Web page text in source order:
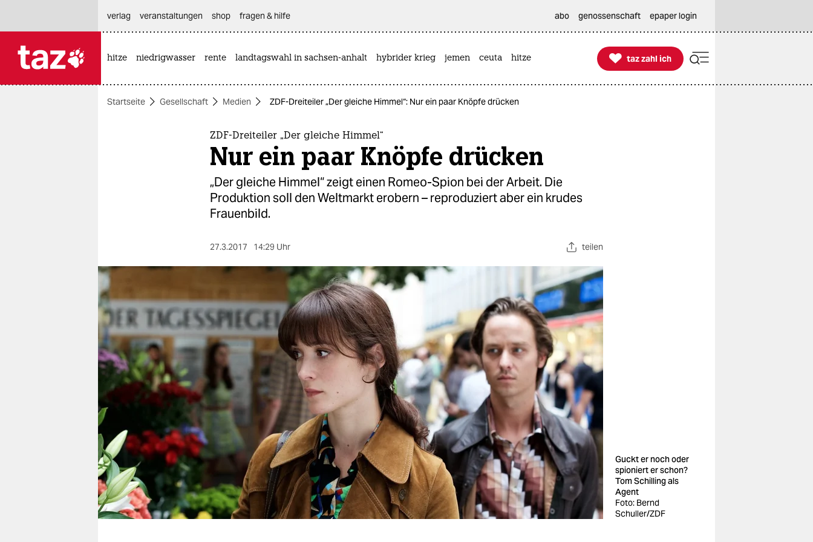
themen
berlin
nord
wahrheit
verlag
verlag
veranstaltungen
fragen & hilfe
unterstützen
abo
genossenschaft
verlag
veranstaltungen shop fragen & hilfe abo genossenschaft epaper login
hitze niedrigwasser rente landtagswahl in sachsen-anhalt hybrider krieg jemen ceuta hitze 
taz zahl ich
taz zahl ich
Startseite Gesellschaft Medien ZDF-Dreiteiler „Der gleiche Himmel“: Nur ein paar Knöpfe drücken
ZDF-Dreiteiler „Der gleiche Himmel“
Nur ein paar Knöpfe drücken
„Der gleiche Himmel“ zeigt einen Romeo-Spion bei der Arbeit. Die
Produktion soll den Weltmarkt erobern – reproduziert aber ein krudes
Frauenbild.
27.3.2017 14:29 Uhr teilen
Guckt er noch oder
spioniert er schon?
Tom Schilling als
Agent
Foto: Bernd
Schuller/ZDF